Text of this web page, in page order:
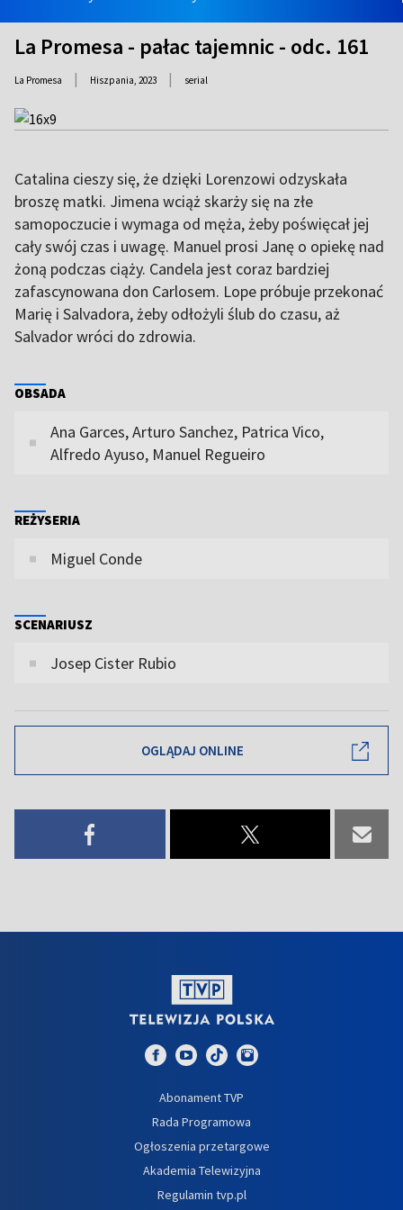
La Promesa - pałac tajemnic - odc. 161
La Promesa | Hiszpania, 2023 | serial
Catalina cieszy się, że dzięki Lorenzowi odzyskała
broszę matki. Jimena wciąż skarży się na złe
samopoczucie i wymaga od męża, żeby poświęcał jej
cały swój czas i uwagę. Manuel prosi Janę o opiekę nad
żoną podczas ciąży. Candela jest coraz bardziej
zafascynowana don Carlosem. Lope próbuje przekonać
Marię i Salvadora, żeby odłożyli ślub do czasu, aż
Salvador wróci do zdrowia.
OBSADA
Ana Garces, Arturo Sanchez, Patrica Vico,
Alfredo Ayuso, Manuel Regueiro
REŻYSERIA
Miguel Conde
SCENARIUSZ
Josep Cister Rubio
OGLĄDAJ ONLINE
Abonament TVP
Rada Programowa
Ogłoszenia przetargowe
Akademia Telewizyjna
Regulamin tvp.pl